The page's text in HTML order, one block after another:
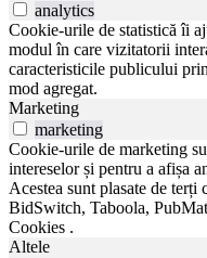
analytics
Cookie-urile de statistică îi
modul în care vizitatorii
caracteristicile publicului
mod agregat.
Marketing
marketing
Cookie-urile de marketing
intereselor și pentru a afișa
Acestea sunt plasate de
BidSwitch, Taboola,
Cookies .
Altele